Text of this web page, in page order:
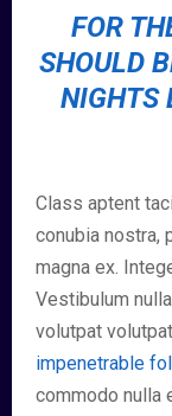
FOR
SHOULD
NIGHTS
Class aptent
conubia nostra,
magna ex.
Vestibulum
volutpat
impenetrable
commodo nulla